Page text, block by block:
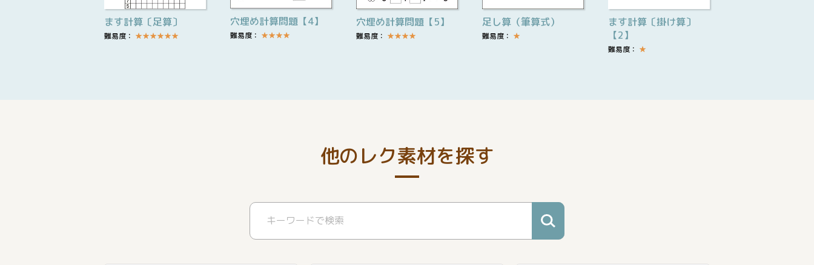
ます計算〔足算〕
難易度： ★★★★★★
穴埋め計算問題【4】
難易度： ★★★★
穴埋め計算問題【5】
難易度： ★★★★
足し算（筆算式）
難易度： ★
ます計算〔掛け算〕
【2】
難易度： ★
他のレク素材を探す